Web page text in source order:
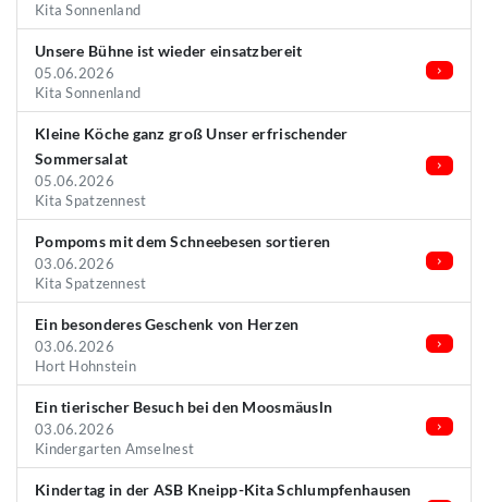
Kita Sonnenland
Unsere Bühne ist wieder einsatzbereit
05.06.2026
Kita Sonnenland
Kleine Köche ganz groß Unser erfrischender
Sommersalat
05.06.2026
Kita Spatzennest
Pompoms mit dem Schneebesen sortieren
03.06.2026
Kita Spatzennest
Ein besonderes Geschenk von Herzen
03.06.2026
Hort Hohnstein
Ein tierischer Besuch bei den Moosmäusln
03.06.2026
Kindergarten Amselnest
Kindertag in der ASB Kneipp-Kita Schlumpfenhausen